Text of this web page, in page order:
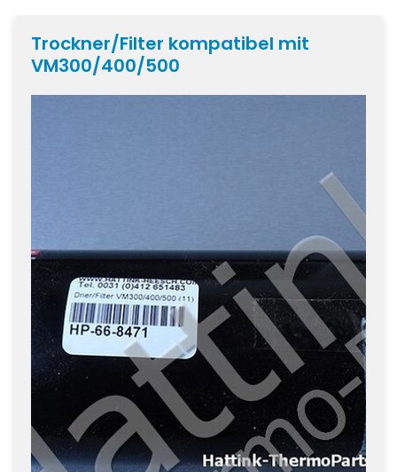
Trockner/Filter kompatibel mit
VM300/400/500